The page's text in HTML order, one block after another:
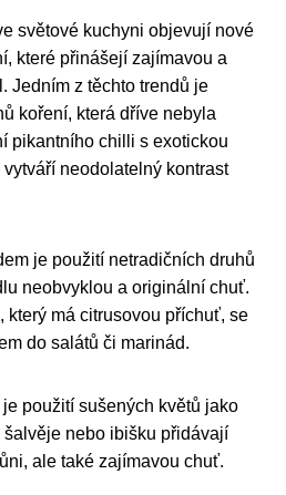
světové kuchyni objevují nové
které přinášejí zajímavou a
Jedním z těchto trendů je
koření, která dříve nebyla
pikantního chilli s exotickou
neodolatelný kontrast
je použití netradičních druhů
neobvyklou a originální chuť.
který má citrusovou příchuť, se
do salátů či marinád.
použití sušených květů jako
nebo ibišku přidávají
ale také zajímavou chuť.